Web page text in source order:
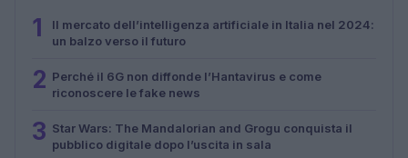
1
Il mercato dell’intelligenza artificiale in Italia nel 2024:
un balzo verso il futuro
2 Perché il 6G non diffonde l’Hantavirus e come
riconoscere le fake news
3 Star Wars: The Mandalorian and Grogu conquista il
pubblico digitale dopo l’uscita in sala